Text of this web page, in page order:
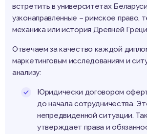
встретить в университетах
узконаправленные – римское право,
механика или история Древней
Отвечаем за качество каждой
маркетинговым исследованиям и
анализу:
Юридически договором
до начала сотрудничества.
непредвиденной ситуации.
утверждает права и